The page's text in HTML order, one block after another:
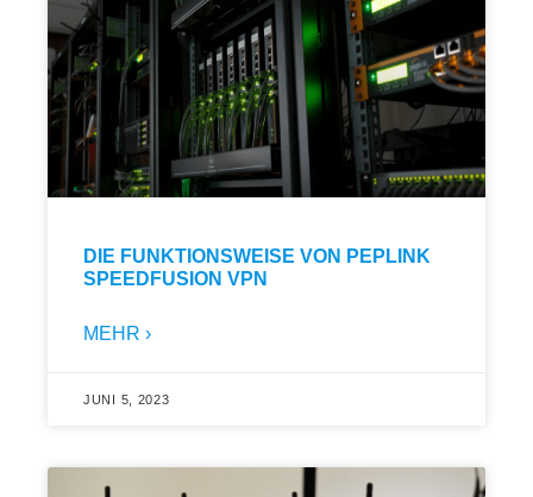
DIE FUNKTIONSWEISE VON PEPLINK
SPEEDFUSION VPN
MEHR ›
JUNI 5, 2023